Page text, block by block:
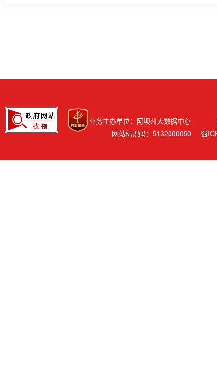
业务主办单位：阿坝州大数据中心
网站标识码：5132000050
蜀